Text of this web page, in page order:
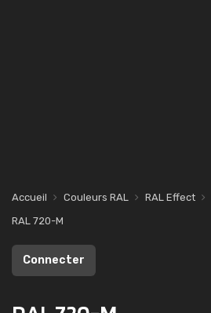
Accueil Couleurs RAL RAL Effect
RAL 720-M
Connecter